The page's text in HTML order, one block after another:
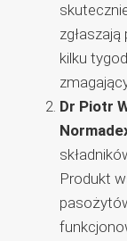
kilku
Dr Piotr
Produkt